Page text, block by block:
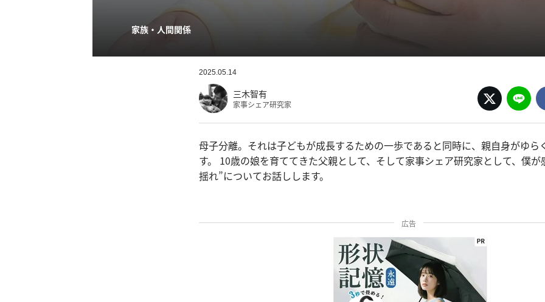
家族・人間関係
2025.05.14
三木智有
家事シェア研究家
母子分離。それは子どもが成長するための一歩であると同時に、親自身がゆら
す。 10歳の娘を育ててきた父親として、そして家事シェア研究家として、僕が
揺れ”についてお話しします。
広告